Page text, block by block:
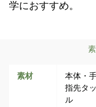
学におすすめ。
素材
本体・
指先タ
ル